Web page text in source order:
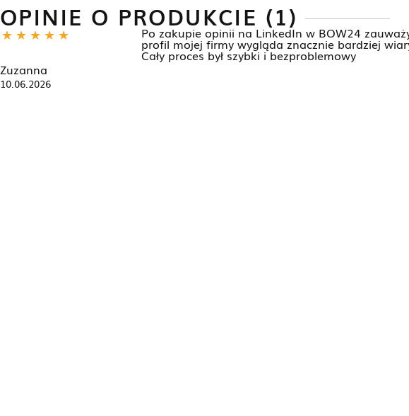
OPINIE O PRODUKCIE (1)
Zuzanna
10.06.2026
Po zakupie opinii na LinkedIn w BOW24
profil mojej firmy wygląda znacznie bardziej
Cały proces był szybki i bezproblemowy